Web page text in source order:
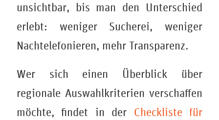
unsichtbar, bis man den Unterschied
erlebt: weniger Sucherei, weniger
Nachtelefonieren, mehr Transparenz.
Wer sich einen Überblick über
regionale Auswahlkriterien verschaffen
möchte, findet in der Checkliste für